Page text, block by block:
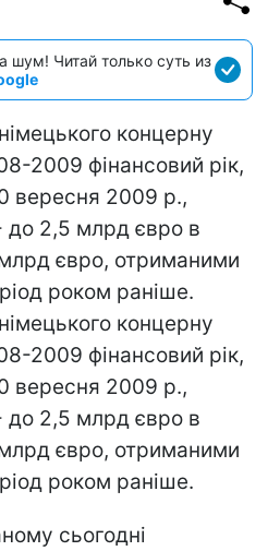
шум! Читай только суть из
концерну
2009 фінансовий рік,
вересня 2009 р.,
до 2,5 млрд євро в
млрд євро, отриманими
роком раніше.
концерну
2009 фінансовий рік,
вересня 2009 р.,
до 2,5 млрд євро в
млрд євро, отриманими
роком раніше.
сьогодні